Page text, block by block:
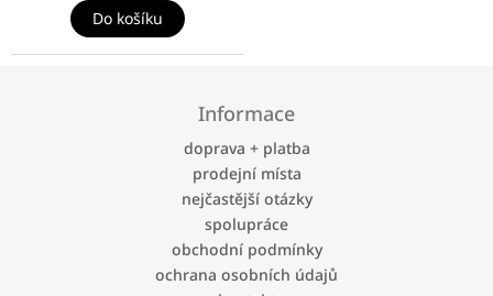
Do košíku
Informace
doprava + platba
prodejní místa
nejčastější otázky
spolupráce
obchodní podmínky
ochrana osobních údajů